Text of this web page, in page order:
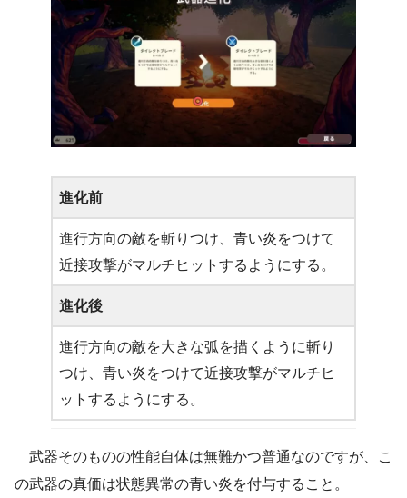
進化前
進行方向の敵を斬りつけ、青い炎をつけて
近接攻撃がマルチヒットするようにする。
進化後
進行方向の敵を大きな弧を描くように斬り
つけ、青い炎をつけて近接攻撃がマルチヒ
ットするようにする。
武器そのものの性能自体は無難かつ普通なのですが、こ
の武器の真価は状態異常の青い炎を付与すること。